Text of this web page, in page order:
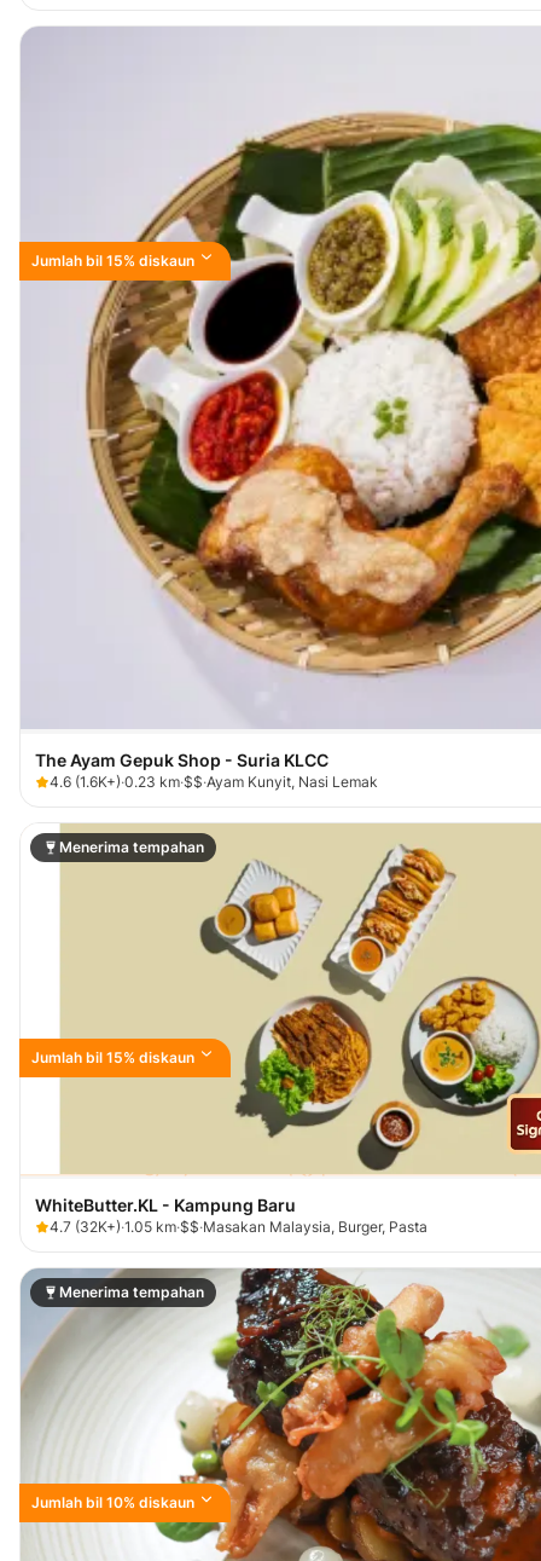
The Ayam Gepuk Shop - Suria KLCC
4.6 (1.6K+)·0.23 km·$$·Ayam Kunyit, Nasi Lemak
Jumlah bil 15% diskaun
Menerima tempahan
WhiteButter.KL - Kampung Baru
4.7 (32K+)·1.05 km·$$·Masakan Malaysia, Burger, Pasta
Jumlah bil 15% diskaun
Menerima tempahan
Jumlah bil 10% diskaun